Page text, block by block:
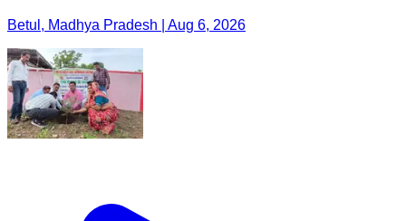
Betul, Madhya Pradesh | Aug 6, 2026